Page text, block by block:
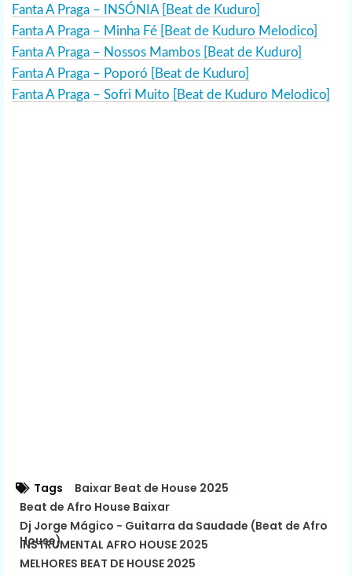
Fanta A Praga – INSÓNIA [Beat de Kuduro]
Fanta A Praga – Minha Fé [Beat de Kuduro Melodico]
Fanta A Praga – Nossos Mambos [Beat de Kuduro]
Fanta A Praga – Poporó [Beat de Kuduro]
Fanta A Praga – Sofri Muito [Beat de Kuduro Melodico]
Tags
Baixar Beat de House 2025
Beat de Afro House Baixar
Dj Jorge Mágico - Guitarra da Saudade (Beat de Afro
House)
INSTRUMENTAL AFRO HOUSE 2025
MELHORES BEAT DE HOUSE 2025